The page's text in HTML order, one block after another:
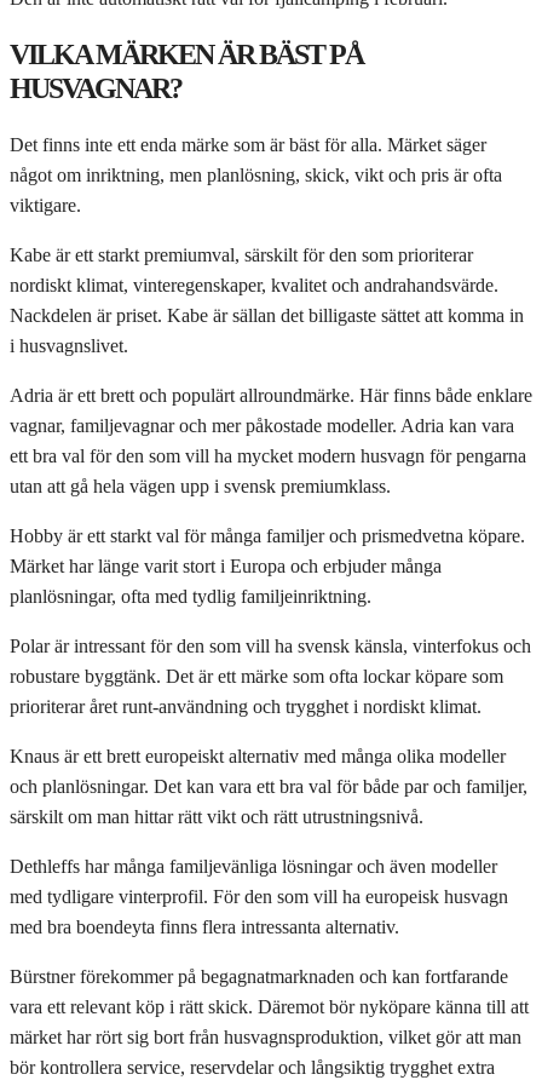
VILKA MÄRKEN ÄR BÄST PÅ
HUSVAGNAR?
Det finns inte ett enda märke som är bäst för alla. Märket säger
något om inriktning, men planlösning, skick, vikt och pris är ofta
viktigare.
Kabe är ett starkt premiumval, särskilt för den som prioriterar
nordiskt klimat, vinteregenskaper, kvalitet och andrahandsvärde.
Nackdelen är priset. Kabe är sällan det billigaste sättet att komma in
i husvagnslivet.
Adria är ett brett och populärt allroundmärke. Här finns både enklare
vagnar, familjevagnar och mer påkostade modeller. Adria kan vara
ett bra val för den som vill ha mycket modern husvagn för pengarna
utan att gå hela vägen upp i svensk premiumklass.
Hobby är ett starkt val för många familjer och prismedvetna köpare.
Märket har länge varit stort i Europa och erbjuder många
planlösningar, ofta med tydlig familjeinriktning.
Polar är intressant för den som vill ha svensk känsla, vinterfokus och
robustare byggtänk. Det är ett märke som ofta lockar köpare som
prioriterar året runt-användning och trygghet i nordiskt klimat.
Knaus är ett brett europeiskt alternativ med många olika modeller
och planlösningar. Det kan vara ett bra val för både par och familjer,
särskilt om man hittar rätt vikt och rätt utrustningsnivå.
Dethleffs har många familjevänliga lösningar och även modeller
med tydligare vinterprofil. För den som vill ha europeisk husvagn
med bra boendeyta finns flera intressanta alternativ.
Bürstner förekommer på begagnatmarknaden och kan fortfarande
vara ett relevant köp i rätt skick. Däremot bör nyköpare känna till att
märket har rört sig bort från husvagnsproduktion, vilket gör att man
bör kontrollera service, reservdelar och långsiktig trygghet extra